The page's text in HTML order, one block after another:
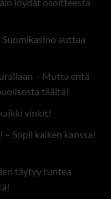
Suomikasino auttaa
– Mutta entä
täältä!
vinkit!
! – Sopii kaiken kanssa!
täytyy tuntea